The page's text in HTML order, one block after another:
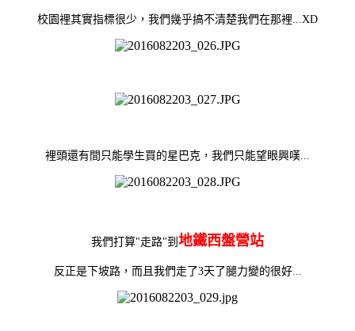
校園裡其實指標很少，我們幾乎搞不清楚我們在那裡...XD
裡頭還有間只能學生買的星巴克，我們只能望眼興嘆...
我們打算"走路"到 地鐵西盤營站
反正是下坡路，而且我們走了3天了腿力變的很好...